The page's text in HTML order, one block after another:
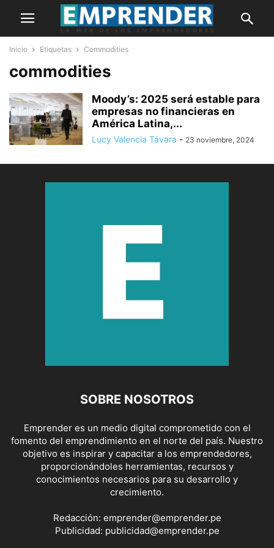
Inicio Etiquetas Commodities
commodities
Moody’s: 2025 será estable para
empresas no financieras en
América Latina,...
Lucy Valencia Távara - 23 noviembre, 2024
SOBRE NOSOTROS
Emprender es un medio digital comprometido con el
fomento del emprendimiento en el norte del país. Nuestro
objetivo es inspirar y capacitar a los emprendedores,
proporcionándoles herramientas, recursos y
conocimientos necesarios para su desarrollo y
crecimiento.
Redacción: emprender@emprender.pe
Publicidad: publicidad@emprender.pe